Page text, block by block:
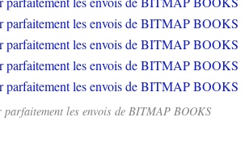
les envois de BITMAP BOOKS